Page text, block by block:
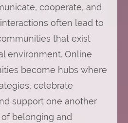
cooperate, and
often lead to
that exist
environment. Online
become hubs where
celebrate
support one another
belonging and